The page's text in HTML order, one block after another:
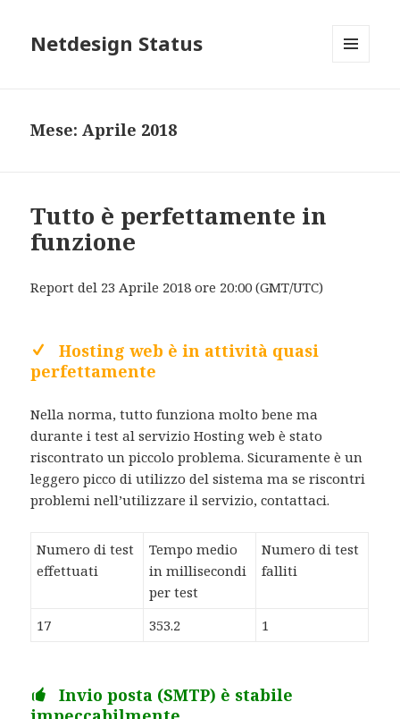
Netdesign Status
Mese: Aprile 2018
Tutto è perfettamente in
funzione
Report del 23 Aprile 2018 ore 20:00 (GMT/UTC)
Hosting web è in attività quasi
perfettamente
Nella norma, tutto funziona molto bene ma
durante i test al servizio Hosting web è stato
riscontrato un piccolo problema. Sicuramente è un
leggero picco di utilizzo del sistema ma se riscontri
problemi nell’utilizzare il servizio, contattaci.
Numero di test
effettuati
Tempo medio
in millisecondi
per test
Numero di test
falliti
17 353.2 1
Invio posta (SMTP) è stabile